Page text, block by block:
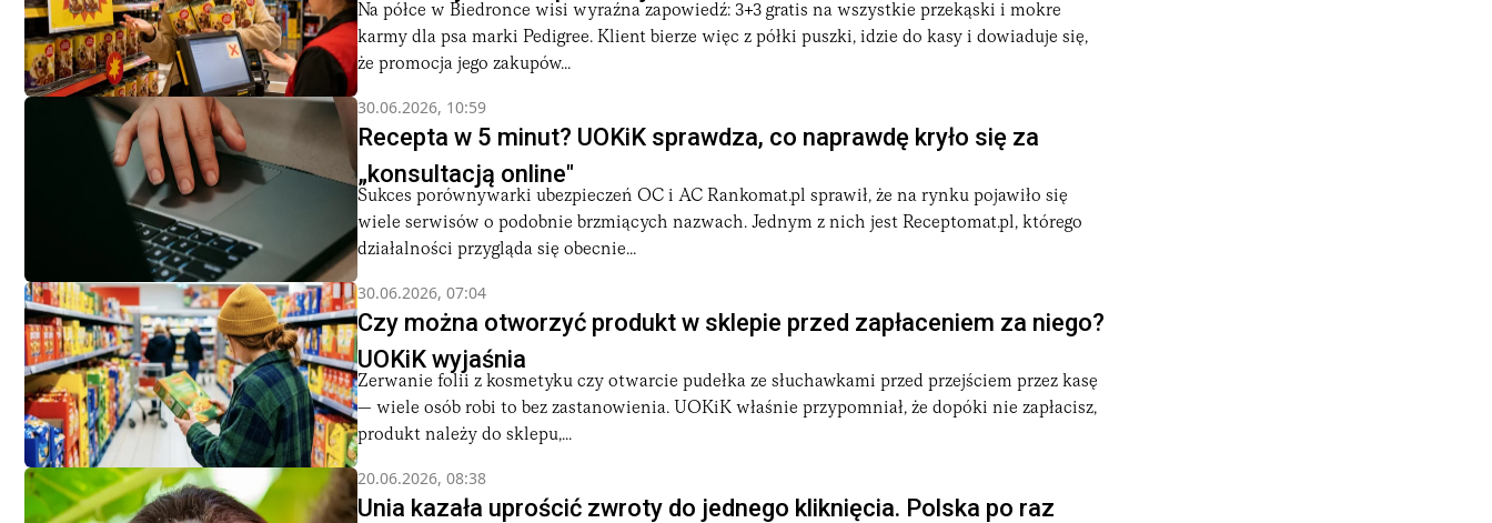
Na półce w Biedronce wisi wyraźna zapowiedź: 3+3 gratis na wszystkie przekąski i mokre
karmy dla psa marki Pedigree. Klient bierze więc z półki puszki, idzie do kasy i dowiaduje się,
że promocja jego zakupów...
30.06.2026, 10:59
Recepta w 5 minut? UOKiK sprawdza, co naprawdę kryło się za
„konsultacją online"
Sukces porównywarki ubezpieczeń OC i AC Rankomat.pl sprawił, że na rynku pojawiło się
wiele serwisów o podobnie brzmiących nazwach. Jednym z nich jest Receptomat.pl, którego
działalności przygląda się obecnie...
30.06.2026, 07:04
Czy można otworzyć produkt w sklepie przed zapłaceniem za niego?
UOKiK wyjaśnia
Zerwanie folii z kosmetyku czy otwarcie pudełka ze słuchawkami przed przejściem przez kasę
— wiele osób robi to bez zastanowienia. UOKiK właśnie przypomniał, że dopóki nie zapłacisz,
produkt należy do sklepu,...
20.06.2026, 08:38
Unia kazała uprościć zwroty do jednego kliknięcia. Polska po raz